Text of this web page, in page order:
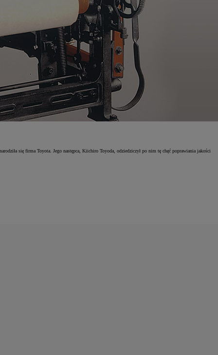
się firma Toyota. Jego następca, Kiichiro Toyoda, odziedziczył po nim tę chęć poprawiania jakości